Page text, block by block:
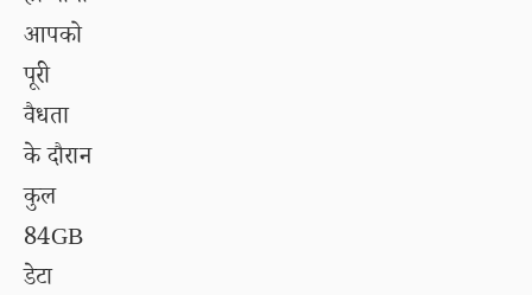
आपको
पूरी
वैधता
के दौरान
कुल
84GB
डेटा